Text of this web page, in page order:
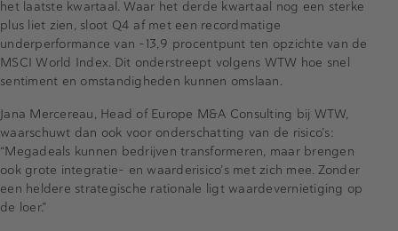
het laatste kwartaal. Waar het derde kwartaal nog een sterke
plus liet zien, sloot Q4 af met een recordmatige
underperformance van -13,9 procentpunt ten opzichte van de
MSCI World Index. Dit onderstreept volgens WTW hoe snel
sentiment en omstandigheden kunnen omslaan.
Jana Mercereau, Head of Europe M&A Consulting bij WTW,
waarschuwt dan ook voor onderschatting van de risico’s:
“Megadeals kunnen bedrijven transformeren, maar brengen
ook grote integratie- en waarderisico’s met zich mee. Zonder
een heldere strategische rationale ligt waardevernietiging op
de loer.”